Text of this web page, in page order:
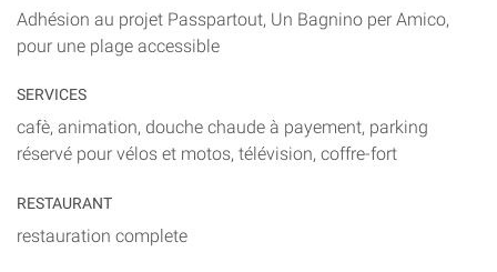
Adhésion au projet Passpartout, Un Bagnino per Amico,
pour une plage accessible
SERVICES
cafè, animation, douche chaude à payement, parking
réservé pour vélos et motos, télévision, coffre-fort
RESTAURANT
restauration complete